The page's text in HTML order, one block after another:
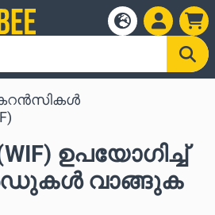
ഉപയോഗിച്ച്
വാങ്ങുക